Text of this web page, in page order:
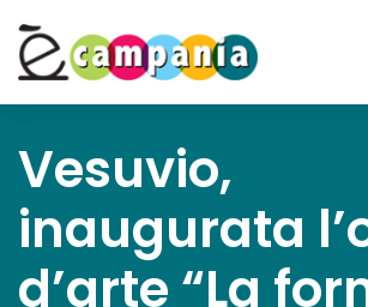
Vesuvio,
inaugurata
d’arte “La